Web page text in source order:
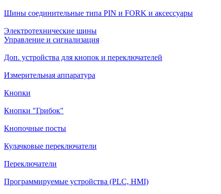
Шины соединительные типа PIN и FORK и аксессуары
Электротехнические шины
Управление и сигнализация
Доп. устройства для кнопок и переключателей
Измерительная аппаратура
Кнопки
Кнопки "Грибок"
Кнопочные посты
Кулачковые переключатели
Переключатели
Программируемые устройства (PLC, HMI)